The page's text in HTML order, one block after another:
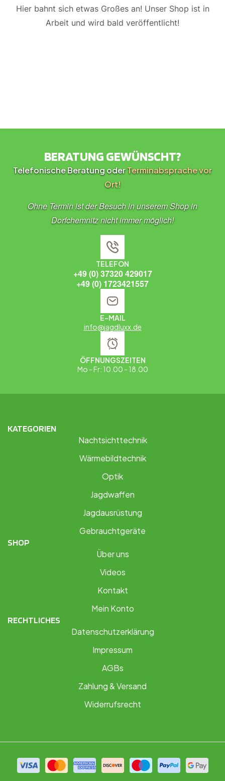
Hier bahnt sich etwas Großes an! Unser Shop ist in
Arbeit und wird bald veröffentlicht!
BERATUNG GEWÜNSCHT?
Telefonische Beratung oderTerminabsprache vor
Ort!
Ohne Termin ist der Besuch in unserem Shop in
Dorfchemnitz nicht immer möglich!
TELEFON
+49 (0) 37320 429017
+49 (0) 1723421557
E-MAIL
info@jagdluxx.de
ÖFFNUNGSZEITEN
Mo - Fr: 10.00 - 18.00
KATEGORIEN
Nachtsichttechnik
Wärmebildtechnik
Optik
Jagdwaffen
Jagdausrüstung
Gebrauchtgeräte
SHOP
Über uns
Videos
Kontakt
Mein Konto
RECHTLICHES
Datenschutzerklärung
Impressum
AGBs
Zahlung & Versand
Widerrufsrecht